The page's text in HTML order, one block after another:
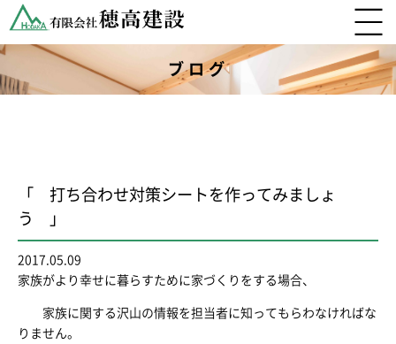
ブログ
「 打ち合わせ対策シートを作ってみましょ
う 」
2017.05.09
家族がより幸せに暮らすために家づくりをする場合、
家族に関する沢山の情報を担当者に知ってもらわなければな
りません。